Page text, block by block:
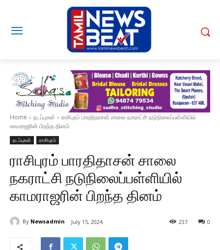
Home நடப்புகள்
ராசிபுரம் பாரதிதாசன் சாலை நகராட்சி நடுநிலைப்பள்ளியில்
காமராஜரின் பிறந்த தினம்
நடப்புகள் ராசிபுரம்
ராசிபுரம் பாரதிதாசன் சாலை
நகராட்சி நடுநிலைப்பள்ளியில்
காமராஜரின் பிறந்த தினம்
By Newsadmin July 15, 2024 0
237